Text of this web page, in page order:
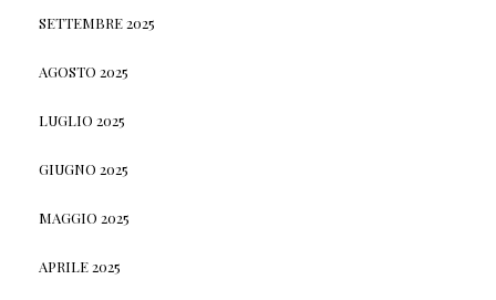
SETTEMBRE 2025
AGOSTO 2025
LUGLIO 2025
GIUGNO 2025
MAGGIO 2025
APRILE 2025